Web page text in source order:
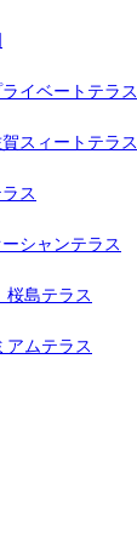
イベートテラス
スィートテラス
ス
シャンテラス
桜島テラス
アムテラス